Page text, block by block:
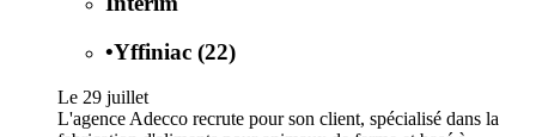
•Yffiniac (22)
Le 29 juillet
L'agence Adecco recrute pour son client, spécialisé dans la